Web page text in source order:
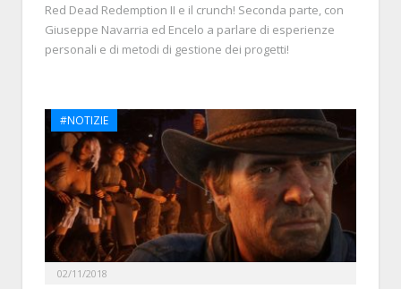
Red Dead Redemption II e il crunch! Seconda parte, con
Giuseppe Navarria ed Encelo a parlare di esperienze
personali e di metodi di gestione dei progetti!
#NOTIZIE
02/11/2018